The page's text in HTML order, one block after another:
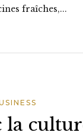
fraîches,...
la